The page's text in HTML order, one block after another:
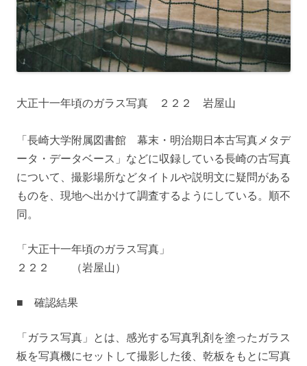
大正十一年頃のガラス写真 ２２２ 岩屋山
「長崎大学附属図書館 幕末・明治期日本古写真メタデ
ータ・データベース」などに収録している長崎の古写真
について、撮影場所などタイトルや説明文に疑問がある
ものを、現地へ出かけて調査するようにしている。順不
同。
「大正十一年頃のガラス写真」
２２２ （岩屋山）
■ 確認結果
「ガラス写真」とは、感光する写真乳剤を塗ったガラス
板を写真機にセットして撮影した後、乾板をもとに写真